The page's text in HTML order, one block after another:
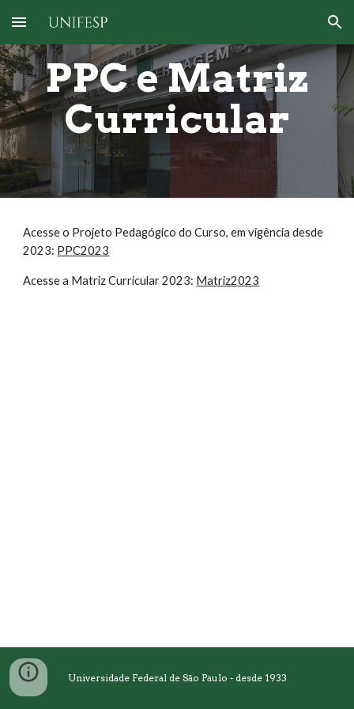
Skip to main content Skip to navigation
PPC e Matriz
Curricular
Acesse o Projeto Pedagógico do Curso, em vigência desde
2023: PPC2023
Acesse a Matriz Curricular 2023: Matriz2023
Universidade Federal de São Paulo - desde 1933